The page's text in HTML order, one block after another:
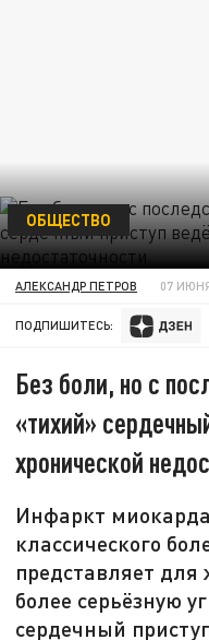
ОБЩЕСТВО
АЛЕКСАНДР ПЕТРОВ 07
ПОДПИШИТЕСЬ:
Без боли, но с
«тихий»
хронической
Инфаркт
классического
представляет для
более серьёзную
сердечный